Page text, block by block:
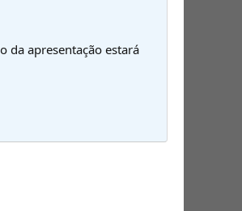
da apresentação estará